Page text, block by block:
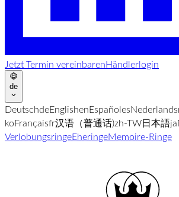
Jetzt Termin vereinbarenHändlerlogin
de
DeutschdeEnglishenEspañolesNederlands
koFrançaisfr汉语（普通话)zh-TW日本語ja
VerlobungsringeEheringeMemoire-Ringe